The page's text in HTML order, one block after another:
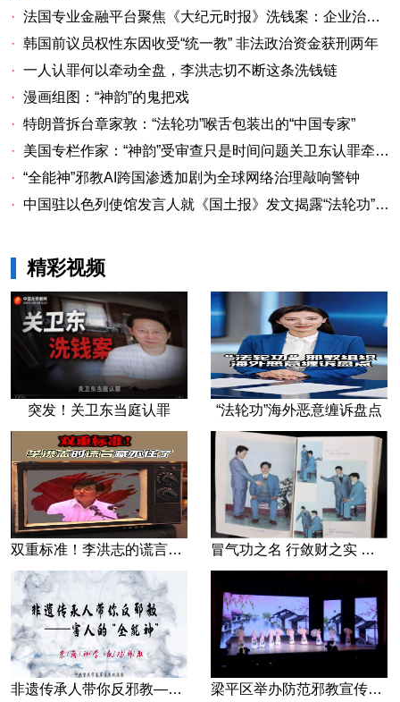
· 法国专业金融平台聚焦《大纪元时报》洗钱案：企业治理漏洞与监管警示
· 韩国前议员权性东因收受“统一教” 非法政治资金获刑两年
· 一人认罪何以牵动全盘，李洪志切不断这条洗钱链
· 漫画组图：“神韵”的鬼把戏
· 特朗普拆台章家敦：“法轮功”喉舌包装出的“中国专家”
·
美国专栏作家：“神韵”受审查只是时间问题关卫东认罪牵出与《大纪元时报》资金链条
· “全能神”邪教AI跨国渗透加剧为全球网络治理敲响警钟
· 中国驻以色列使馆发言人就《国土报》发文揭露“法轮功”邪教本质答记者问
精彩视频
突发！关卫东当庭认罪 “法轮功”海外恶意缠诉盘点
双重标准！李洪志的谎言藏不住了 冒气功之名 行敛财之实 张宏堡义女“小倩”团伙覆灭记
非遗传承人带你反邪教—害人的“全能神” 梁平区举办防范邪教宣传专场文艺演出